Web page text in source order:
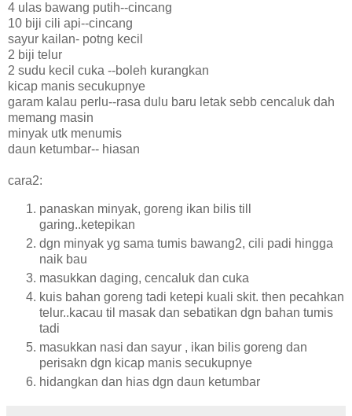
4 ulas bawang putih--cincang
10 biji cili api--cincang
sayur kailan- potng kecil
2 biji telur
2 sudu kecil cuka --boleh kurangkan
kicap manis secukupnye
garam kalau perlu--rasa dulu baru letak sebb cencaluk dah
memang masin
minyak utk menumis
daun ketumbar-- hiasan
cara2:
panaskan minyak, goreng ikan bilis till
garing..ketepikan
dgn minyak yg sama tumis bawang2, cili padi hingga
naik bau
masukkan daging, cencaluk dan cuka
kuis bahan goreng tadi ketepi kuali skit. then pecahkan
telur..kacau til masak dan sebatikan dgn bahan tumis
tadi
masukkan nasi dan sayur , ikan bilis goreng dan
perisakn dgn kicap manis secukupnye
hidangkan dan hias dgn daun ketumbar